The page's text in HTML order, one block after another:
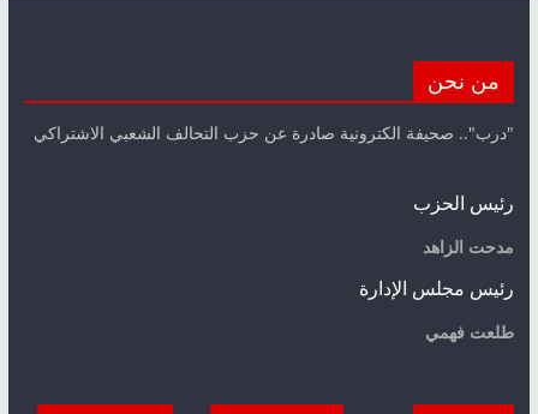
من نحن
"درب".. صحيفة الكترونية صادرة عن حزب التحالف الشعبي الاشتراكي
رئيس الحزب
مدحت الزاهد
رئيس مجلس الإدارة
طلعت فهمي